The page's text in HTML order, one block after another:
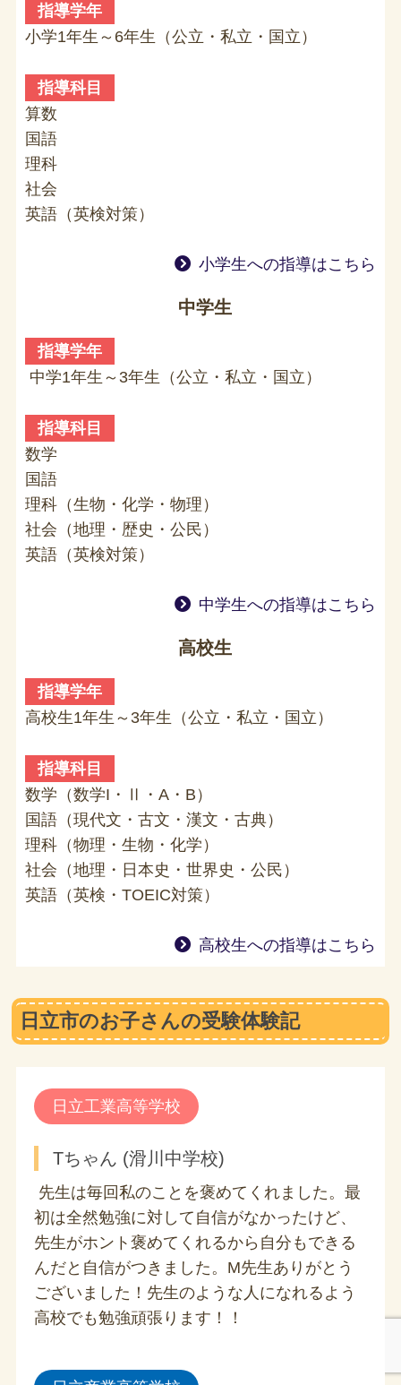
指導学年
小学1年生～6年生（公立・私立・国立）
指導科目
算数
国語
理科
社会
英語（英検対策）
小学生への指導はこちら
中学生
指導学年
中学1年生～3年生（公立・私立・国立）
指導科目
数学
国語
理科（生物・化学・物理）
社会（地理・歴史・公民）
英語（英検対策）
中学生への指導はこちら
高校生
指導学年
高校生1年生～3年生（公立・私立・国立）
指導科目
数学（数学I・Ⅱ・A・B）
国語（現代文・古文・漢文・古典）
理科（物理・生物・化学）
社会（地理・日本史・世界史・公民）
英語（英検・TOEIC対策）
高校生への指導はこちら
日立市のお子さんの受験体験記
日立工業高等学校
Tちゃん (滑川中学校)
先生は毎回私のことを褒めてくれました。最
初は全然勉強に対して自信がなかったけど、
先生がホント褒めてくれるから自分もできる
んだと自信がつきました。M先生ありがとう
ございました！先生のような人になれるよう
高校でも勉強頑張ります！！